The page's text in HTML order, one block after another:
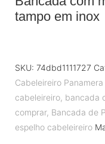
tampo em inox
SKU: 74dbd1111727
Cabeleireiro Panamera
cabeleireiro, bancada
comprar, Bancada de
espelho cabeleireiro